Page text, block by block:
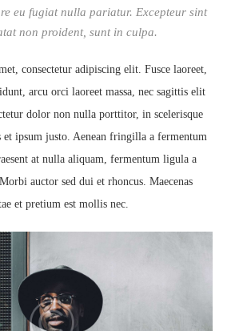
eu fugiat nulla pariatur. Excepteur sint
non proident, sunt in culpa.
consectetur adipiscing elit. Fusce laoreet,
arcu orci laoreet massa, nec sagittis elit
dolor non nulla porttitor, in scelerisque
et ipsum justo. Aenean fringilla a fermentum
at nulla aliquam, fermentum ligula a
auctor sed dui et rhoncus. Maecenas
et pretium est mollis nec.